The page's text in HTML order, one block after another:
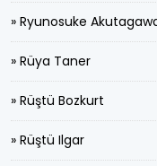
» Ryunosuke
» Rüya Taner
» Rüştü Bozkurt
» Rüştü Ilgar